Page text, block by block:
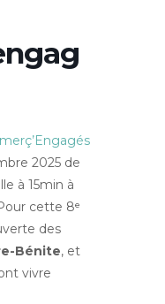
2025 de
à 15min à
cette 8ᵉ
des
Bénite, et
vivre